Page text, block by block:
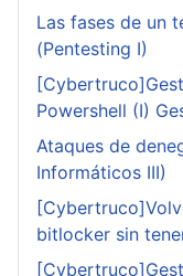
Las fases de un
(Pentesting I)
Powershell (I)
Ataques de
Informáticos III)
bitlocker sin